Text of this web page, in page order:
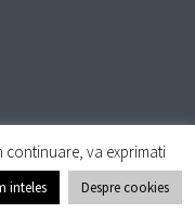
byAcme Themes
continuare, va exprimati
inteles Despre cookies